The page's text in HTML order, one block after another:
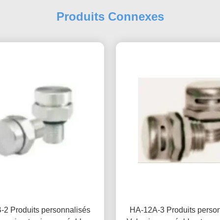
Produits Connexes
2 Produits personnalisés
HA-12A-3 Produits